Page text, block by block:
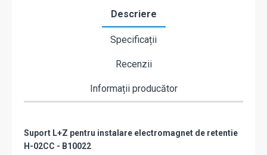
Descriere
Specificații
Recenzii
Informații producător
Suport L+Z pentru instalare electromagnet de retentie
H-02CC - B10022